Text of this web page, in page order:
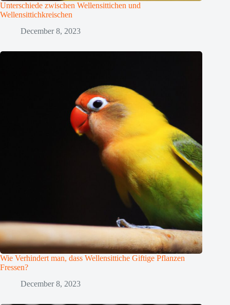
Unterschiede zwischen Wellensittichen und
Wellensittichkreischen
December 8, 2023
Wie Verhindert man, dass Wellensittiche Giftige Pflanzen
Fressen?
December 8, 2023